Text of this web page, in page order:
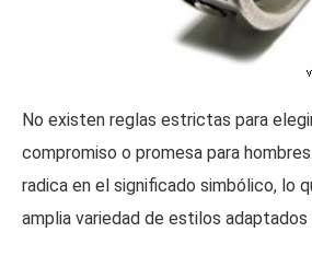
No existen reglas estrictas para
compromiso o promesa para
radica en el significado simbólico, lo
amplia variedad de estilos adaptados